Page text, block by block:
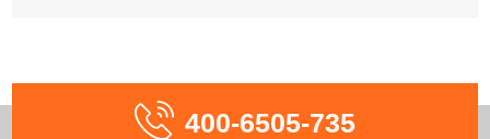
400-6505-735